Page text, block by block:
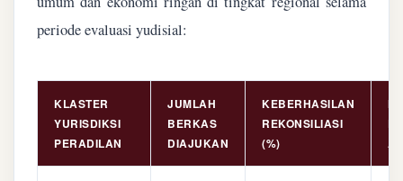
periode evaluasi yudisial:
KLASTER
YURISDIKSI
PERADILAN
JUMLAH
BERKAS
DIAJUKAN
KEBERHASILAN
REKONSILIASI
(%)